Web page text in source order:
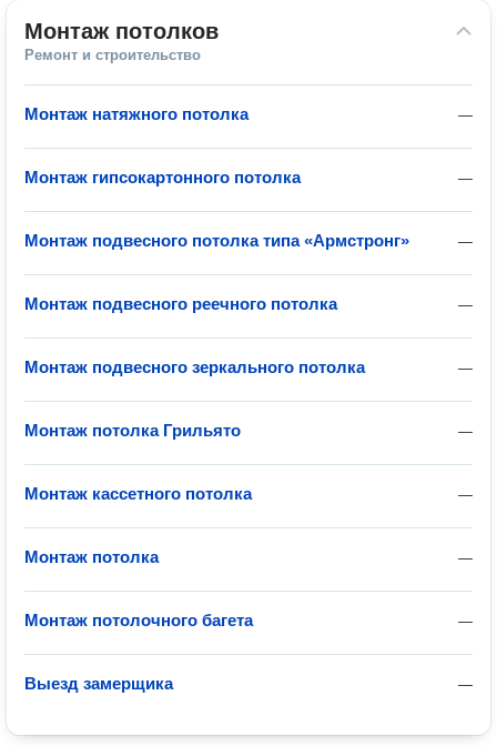
Монтаж потолков
Ремонт и строительство
—
Монтаж натяжного потолка
—
Монтаж гипсокартонного потолка
—
Монтаж подвесного потолка типа «Армстронг»
—
Монтаж подвесного реечного потолка
—
Монтаж подвесного зеркального потолка
—
Монтаж потолка Грильято
—
Монтаж кассетного потолка
—
Монтаж потолка
—
Монтаж потолочного багета
—
Выезд замерщика